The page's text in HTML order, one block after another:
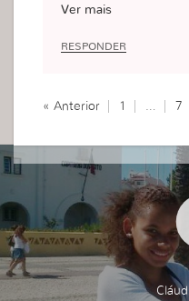
Ver mais
RESPONDER
« Anterior 1 … 7